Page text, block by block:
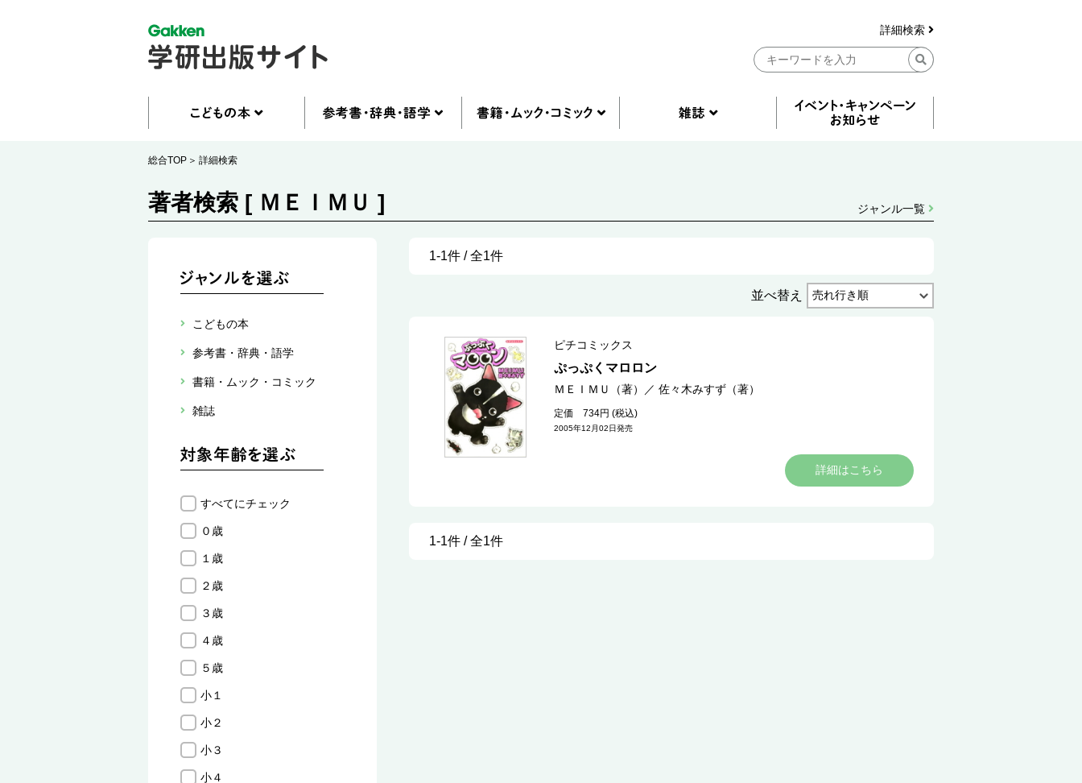
詳細検索
総合TOP 詳細検索
著者検索 [ ＭＥＩＭＵ ] ジャンル一覧
こどもの本
参考書・辞典・語学
書籍・ムック・コミック
雑誌
すべてにチェック
０歳
１歳
２歳
３歳
４歳
５歳
小１
小２
小３
小４
1-1件 / 全1件
並べ替え
ピチコミックス
ぷっぷくマロロン
ＭＥＩＭＵ（著） ／ 佐々木みすず（著）
定価 734円 (税込)
2005年12月02日発売
詳細はこちら
1-1件 / 全1件